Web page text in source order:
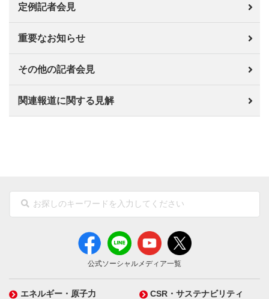
定例記者会見
重要なお知らせ
その他の記者会見
関連報道に関する見解
公式ソーシャルメディア一覧
エネルギー・原子力 CSR・サステナビリティ